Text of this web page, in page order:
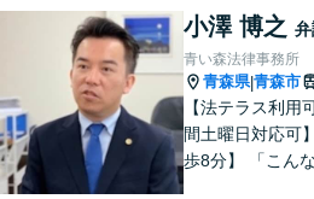
小澤 博之
青い森法律事務所
青森県|青森市
【法テラス利用
間土曜日対応可
歩8分】 「こん